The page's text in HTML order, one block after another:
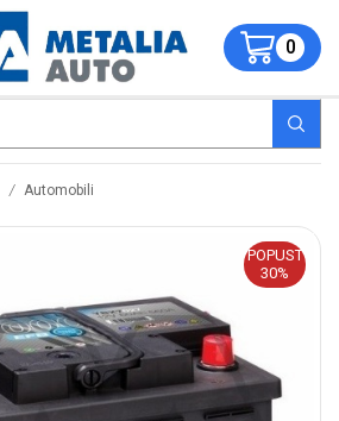
0
/ Automobili
POPUST
30%